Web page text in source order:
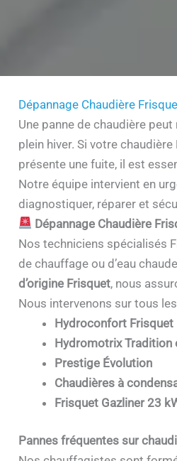
Dépannage Chaudière
Une panne de chaudière
plein hiver. Si votre
présente une fuite, il est
Notre équipe intervient en
diagnostiquer, réparer et
Dépannage Chaudière
Nos techniciens spécialisés
de chauffage ou d’eau
d’origine Frisquet, nous
Nous intervenons sur tous
Hydroconfort Frisquet
Hydromotrix Tradition
Prestige Évolution
Chaudières à
Frisquet Gazliner 23
Pannes fréquentes sur